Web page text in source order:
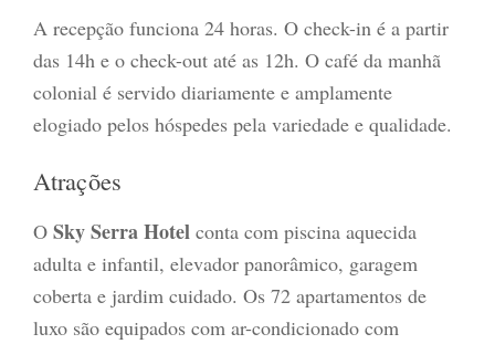
A recepção funciona 24 horas. O check-in é a partir
das 14h e o check-out até as 12h. O café da manhã
colonial é servido diariamente e amplamente
elogiado pelos hóspedes pela variedade e qualidade.
Atrações
O Sky Serra Hotel conta com piscina aquecida
adulta e infantil, elevador panorâmico, garagem
coberta e jardim cuidado. Os 72 apartamentos de
luxo são equipados com ar-condicionado com